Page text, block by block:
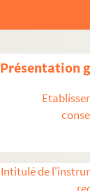
Présentation
Intitulé de
Dossier n°
Dossier n°